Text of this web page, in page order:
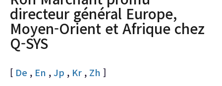
directeur général Europe,
Moyen-Orient et Afrique chez
Q-SYS
[ De , En ,Jp , Kr , Zh ]